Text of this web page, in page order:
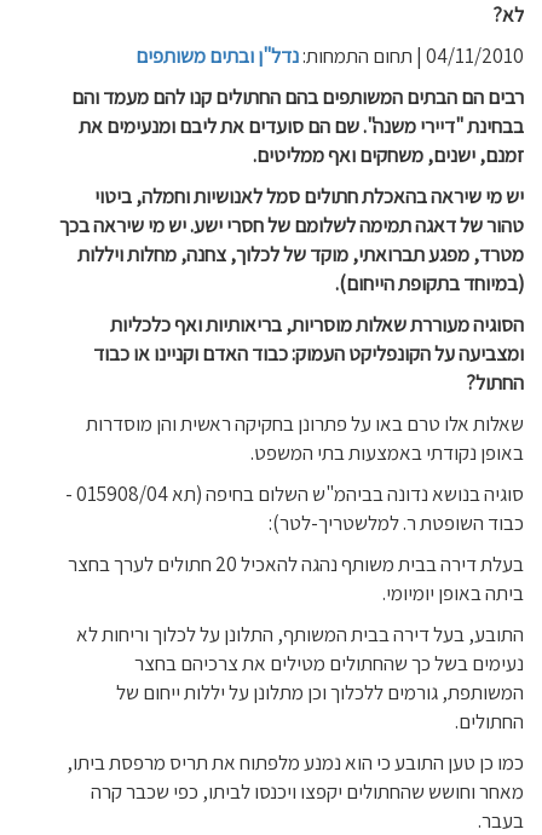
לא?
04/11/2010 | תחום התמחות:
נדל"ן ובתים משותפים
רבים הם הבתים המשותפים בהם החתולים קנו להם מעמד והם
בבחינת "דיירי משנה". שם הם סועדים את ליבם ומנעימים את
זמנם, ישנים, משחקים ואף ממליטים.
יש מי שיראה בהאכלת חתולים סמל לאנושיות וחמלה, ביטוי
טהור של דאגה תמימה לשלומם של חסרי ישע. יש מי שיראה בכך
מטרד, מפגע תברואתי, מוקד של לכלוך, צחנה, מחלות ויללות
(במיוחד בתקופת הייחום).
הסוגיה מעוררת שאלות מוסריות, בריאותיות ואף כלכליות
ומצביעה על הקונפליקט העמוק: כבוד האדם וקניינו או כבוד
החתול?
שאלות אלו טרם באו על פתרונן בחקיקה ראשית והן מוסדרות
באופן נקודתי באמצעות בתי המשפט.
סוגיה בנושא נדונה בביהמ"ש השלום בחיפה (תא 015908/04 -
כבוד השופטת ר. למלשטריך-לטר):
בעלת דירה בבית משותף נהגה להאכיל 20 חתולים לערך בחצר
ביתה באופן יומיומי.
התובע, בעל דירה בבית המשותף, התלונן על לכלוך וריחות לא
נעימים בשל כך שהחתולים מטילים את צרכיהם בחצר
המשותפת, גורמים ללכלוך וכן מתלונן על יללות ייחום של
החתולים.
כמו כן טען התובע כי הוא נמנע מלפתוח את תריס מרפסת ביתו,
מאחר וחושש שהחתולים יקפצו ויכנסו לביתו, כפי שכבר קרה
בעבר.